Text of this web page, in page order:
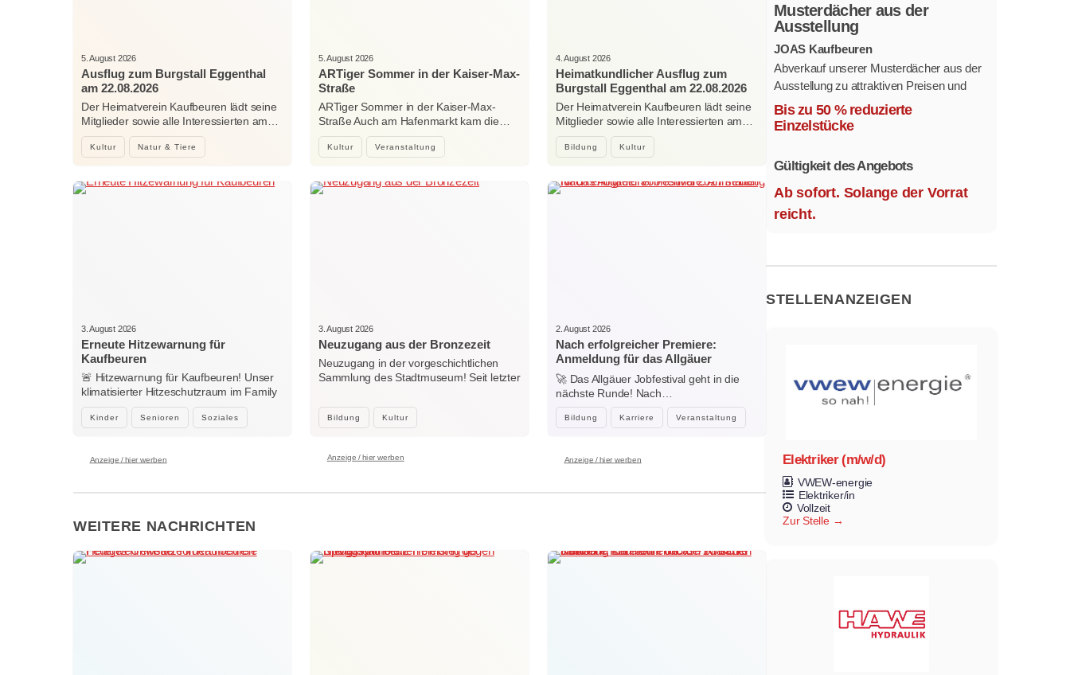
Kultur Natur & Tiere
5. August 2026
Ausflug zum Burgstall Eggenthal
am 22.08.2026
Der Heimatverein Kaufbeuren lädt seine
Mitglieder sowie alle Interessierten am…
Kultur Veranstaltung
5. August 2026
ARTiger Sommer in der Kaiser-Max-
Straße
ARTiger Sommer in der Kaiser-Max-
Straße Auch am Hafenmarkt kam die…
Bildung Kultur
4. August 2026
Heimatkundlicher Ausflug zum
Burgstall Eggenthal am 22.08.2026
Der Heimatverein Kaufbeuren lädt seine
Mitglieder sowie alle Interessierten am…
Kinder Senioren Soziales
3. August 2026
Erneute Hitzewarnung für
Kaufbeuren
🚨 Hitzewarnung für Kaufbeuren! Unser
klimatisierter Hitzeschutzraum im Family
Center…
Bildung Kultur
3. August 2026
Neuzugang aus der Bronzezeit
Neuzugang in der vorgeschichtlichen
Sammlung des Stadtmuseum! Seit letzter
Bildung Karriere Veranstaltung
2. August 2026
Nach erfolgreicher Premiere:
Anmeldung für das Allgäuer
Jobfestival 2027 startet
🚀 Das Allgäuer Jobfestival geht in die
nächste Runde! Nach…
Anzeige / hier werben Anzeige / hier werben Anzeige / hier werben
WEITERE NACHRICHTEN
Musterdächer aus der
Ausstellung
JOAS Kaufbeuren
Abverkauf unserer Musterdächer aus der
Ausstellung zu attraktiven Preisen und
sofort verfügbar.
Mehrere Modelle in verschiedenen
Bis zu 50 % reduzierte
Einzelstücke
Gültigkeit des Angebots
Ab sofort. Solange der Vorrat
reicht.
STELLENANZEIGEN
Elektriker (m/w/d)
VWEW-energie
Elektriker/in
Vollzeit
Zur Stelle